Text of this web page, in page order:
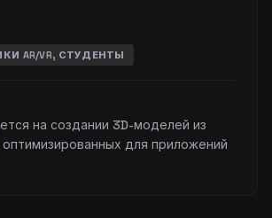
AR/VR, СТУДЕНТЫ
на создании 3D-моделей из
для приложений